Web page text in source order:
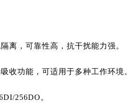
离，可靠性高，抗干扰能力强。
收功能，可适用于多种工作环境。
256DO。